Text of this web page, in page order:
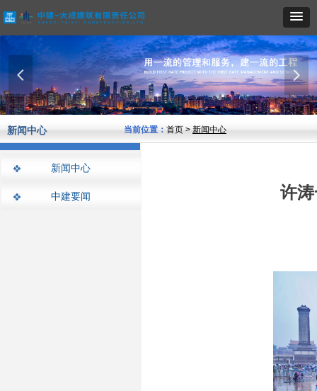
넳 넲
新闻中心 当前位置： 首页 > 新闻中心
许
新闻中心
中建要闻